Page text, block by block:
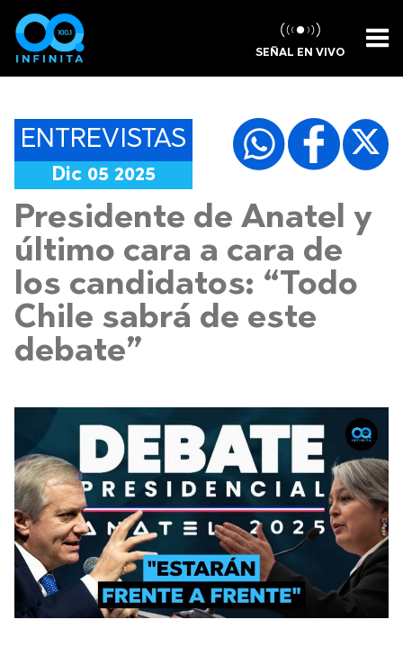
SEÑAL EN VIVO
ENTREVISTAS
Dic 05 2025
Presidente de Anatel y
último cara a cara de
los candidatos: “Todo
Chile sabrá de este
debate”